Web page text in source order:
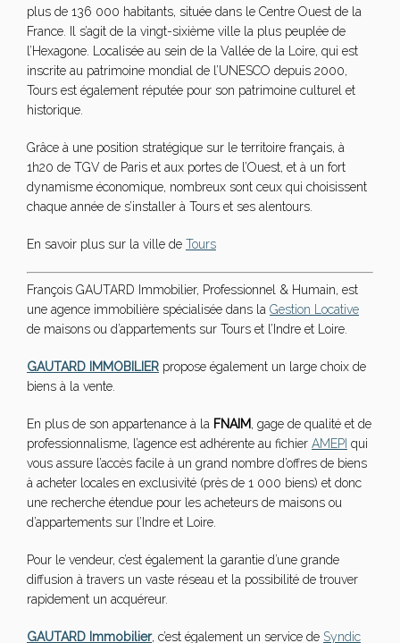
plus de 136 000 habitants, située dans le Centre Ouest de la
France. Il s’agit de la vingt-sixième ville la plus peuplée de
l’Hexagone. Localisée au sein de la Vallée de la Loire, qui est
inscrite au patrimoine mondial de l’UNESCO depuis 2000,
Tours est également réputée pour son patrimoine culturel et
historique.
Grâce à une position stratégique sur le territoire français, à
1h20 de TGV de Paris et aux portes de l’Ouest, et à un fort
dynamisme économique, nombreux sont ceux qui choisissent
chaque année de s’installer à Tours et ses alentours.
En savoir plus sur la ville de Tours
François GAUTARD Immobilier, Professionnel & Humain, est
une agence immobilière spécialisée dans la Gestion Locative
de maisons ou d’appartements sur Tours et l’Indre et Loire.
GAUTARD IMMOBILIER propose également un large choix de
biens à la vente.
En plus de son appartenance à la FNAIM, gage de qualité et de
professionnalisme, l’agence est adhérente au fichier AMEPI qui
vous assure l’accès facile à un grand nombre d’offres de biens
à acheter locales en exclusivité (près de 1 000 biens) et donc
une recherche étendue pour les acheteurs de maisons ou
d’appartements sur l’Indre et Loire.
Pour le vendeur, c’est également la garantie d’une grande
diffusion à travers un vaste réseau et la possibilité de trouver
rapidement un acquéreur.
GAUTARD Immobilier, c’est également un service de Syndic